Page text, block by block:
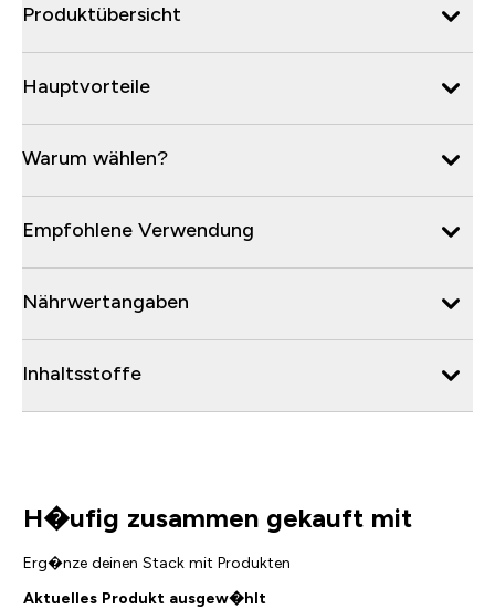
Produktübersicht
Hauptvorteile
Warum wählen?
Empfohlene Verwendung
Nährwertangaben
Inhaltsstoffe
H�ufig zusammen gekauft mit
Erg�nze deinen Stack mit Produkten
Aktuelles Produkt ausgew�hlt